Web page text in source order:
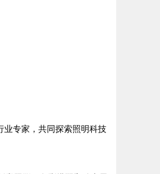
业专家，共同探索照明科技